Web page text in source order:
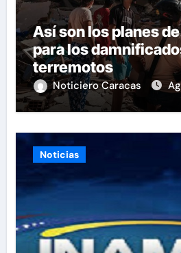
Así son los planes
para los
terremotos
Noticiero Caracas
Noticias